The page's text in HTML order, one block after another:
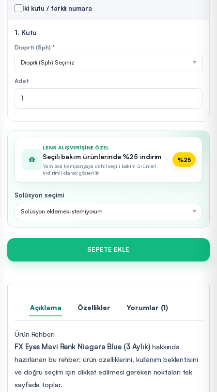
İki kutu / farklı numara
1. Kutu
Dioprti (Sph) *
Dioprti (Sph) Seçiniz
Adet
LENS ALIŞVERIŞINE ÖZEL
Seçili bakım ürünlerinde %25 indirim
Yalnızca kampanyaya dahil seçili bakım ürünleri
indirimli olarak gösterilir.
%25
Solüsyon seçimi
Solüsyon eklemek istemiyorum
SEPETE EKLE
Açıklama Özellikler Yorumlar (1)
Ürün Rehberi
FX Eyes Mavi Renk Niagara Blue (3 Aylık) hakkında
hazırlanan bu rehber; ürün özelliklerini, kullanım beklentisini
ve doğru seçim için dikkat edilmesi gereken noktaları tek
sayfada toplar.